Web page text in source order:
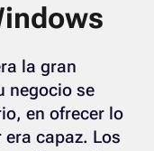
la gran
negocio se
en ofrecer lo
capaz. Los